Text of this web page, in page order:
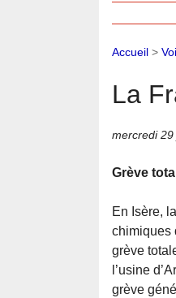
Accueil >
La
mercredi
Grève
En Isère,
chimiques
grève
l’usine
grève